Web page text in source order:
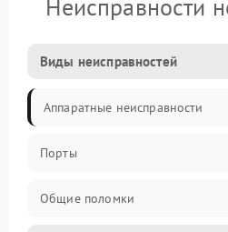
Неисправности
Виды неисправностей
Аппаратные неисправности
Порты
Общие поломки